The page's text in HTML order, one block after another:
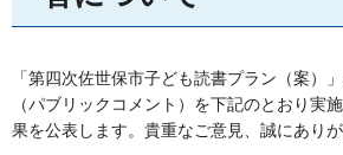
「第四次佐世保市子ども読書プラン（案）
（パブリックコメント）を下記のとおり実
果を公表します。貴重なご意見、誠にありが